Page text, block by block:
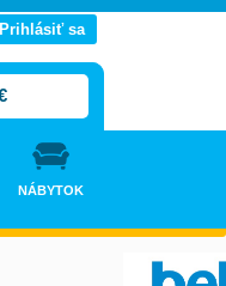
Prihlásiť sa
NÁBYTOK